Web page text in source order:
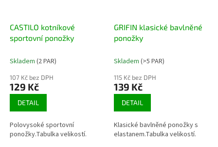
CASTILO kotníkové
sportovní ponožky
Skladem (2 PAR)
107 Kč bez DPH
129 Kč
DETAIL
Polovysoké sportovní
ponožky.Tabulka velikostí.
GRIFIN klasické bavlněné
ponožky
Skladem (>5 PAR)
115 Kč bez DPH
139 Kč
DETAIL
Klasické bavlněné ponožky s
elastanem.Tabulka velikostí.